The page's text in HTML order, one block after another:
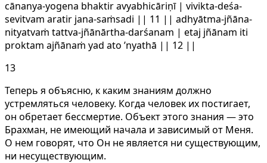
cānanya-yogena bhaktir avyabhicāriṇī | vivikta-deśa-
sevitvam aratir jana-saṁsadi || 11 || adhyātma-jñāna-
nityatvaṁ tattva-jñānārtha-darśanam | etaj jñānam iti
proktam ajñānaṁ yad ato ’nyathā || 12 ||
13
Теперь я объясню, к каким знаниям должно
устремляться человеку. Когда человек их постигает,
он обретает бессмертие. Объект этого знания — это
Брахман, не имеющий начала и зависимый от Меня.
О нем говорят, что Он не является ни существующим,
ни несуществующим.